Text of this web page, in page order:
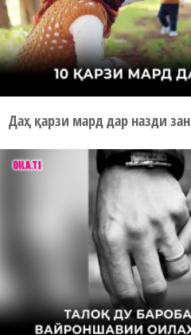
Даҳ қарзи мард дар назди зан